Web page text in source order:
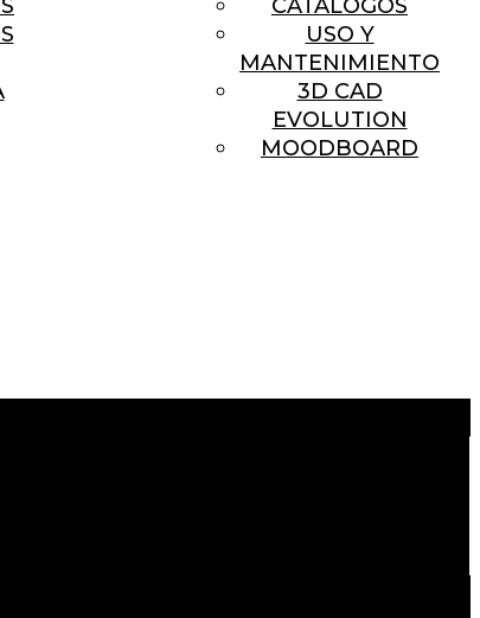
CATÁLOGOS
USO Y
MANTENIMIENTO
3D CAD
EVOLUTION
MOODBOARD